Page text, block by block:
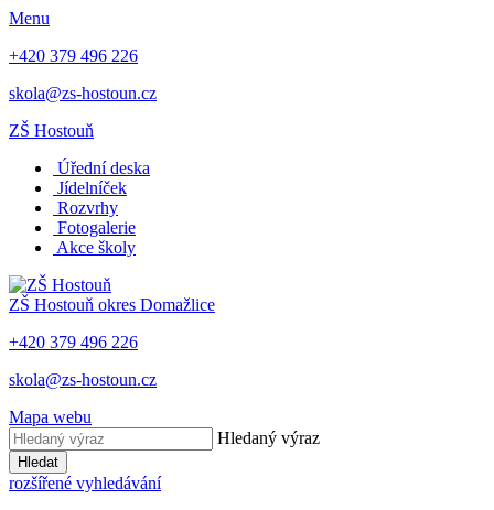
Menu
+420 379 496 226
skola@zs-hostoun.cz
ZŠ Hostouň
Úřední deska
Jídelníček
Rozvrhy
Fotogalerie
Akce školy
ZŠ Hostouň okres Domažlice
+420 379 496 226
skola@zs-hostoun.cz
Mapa webu
Hledaný výraz
Hledat
rozšířené vyhledávání